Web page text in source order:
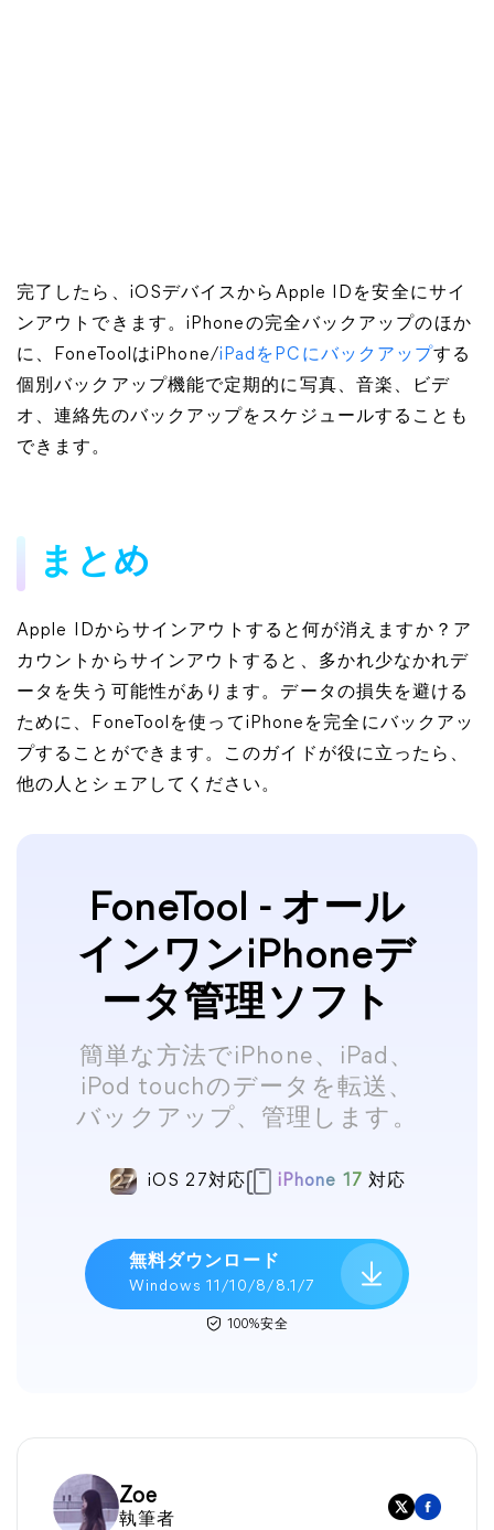
完了したら、iOSデバイスからApple IDを安全にサイ
ンアウトできます。iPhoneの完全バックアップのほか
に、FoneToolはiPhone/iPadをPCにバックアップする
個別バックアップ機能で定期的に写真、音楽、ビデ
オ、連絡先のバックアップをスケジュールすることも
できます。
まとめ
Apple IDからサインアウトすると何が消えますか？ア
カウントからサインアウトすると、多かれ少なかれデ
ータを失う可能性があります。データの損失を避ける
ために、FoneToolを使ってiPhoneを完全にバックアッ
プすることができます。このガイドが役に立ったら、
他の人とシェアしてください。
FoneTool - オール
インワンiPhoneデ
ータ管理ソフト
簡単な方法でiPhone、iPad、
iPod touchのデータを転送、
バックアップ、管理します。
iOS 27対応 iPhone 17 対応
無料ダウンロード
Windows 11/10/8/8.1/7
100%安全
Zoe
執筆者